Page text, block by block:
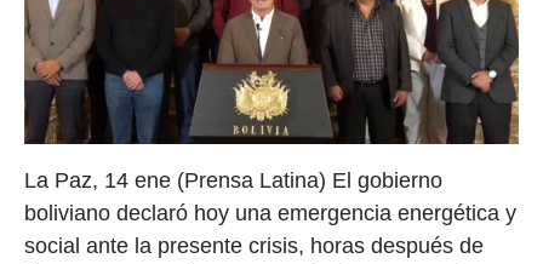
La Paz, 14 ene (Prensa Latina) El gobierno
boliviano declaró hoy una emergencia energética y
social ante la presente crisis, horas después de